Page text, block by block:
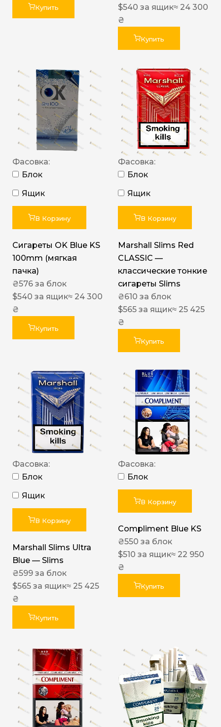
Купить
$540 за ящик≈ 24 300
₴
Купить
Фасовка:
Блок
Ящик
В Корзину
Сигареты OK Blue KS
100mm (мягкая
пачка)
₴576 за блок
$540 за ящик≈ 24 300
₴
Купить
Фасовка:
Блок
Ящик
В Корзину
Marshall Slims Red
CLASSIC —
классические тонкие
сигареты Slims
₴610 за блок
$565 за ящик≈ 25 425
₴
Купить
Фасовка:
Блок
Ящик
В Корзину
Marshall Slims Ultra
Blue — Slims
₴599 за блок
$565 за ящик≈ 25 425
₴
Купить
Фасовка:
Блок
В Корзину
Compliment Blue KS
₴550 за блок
$510 за ящик≈ 22 950
₴
Купить